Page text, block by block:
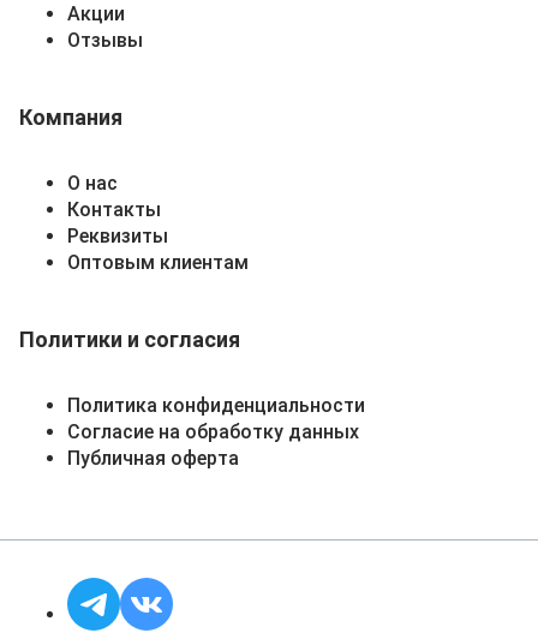
Акции
Отзывы
Компания
О нас
Контакты
Реквизиты
Оптовым клиентам
Политики и согласия
Политика конфиденциальности
Согласие на обработку данных
Публичная оферта